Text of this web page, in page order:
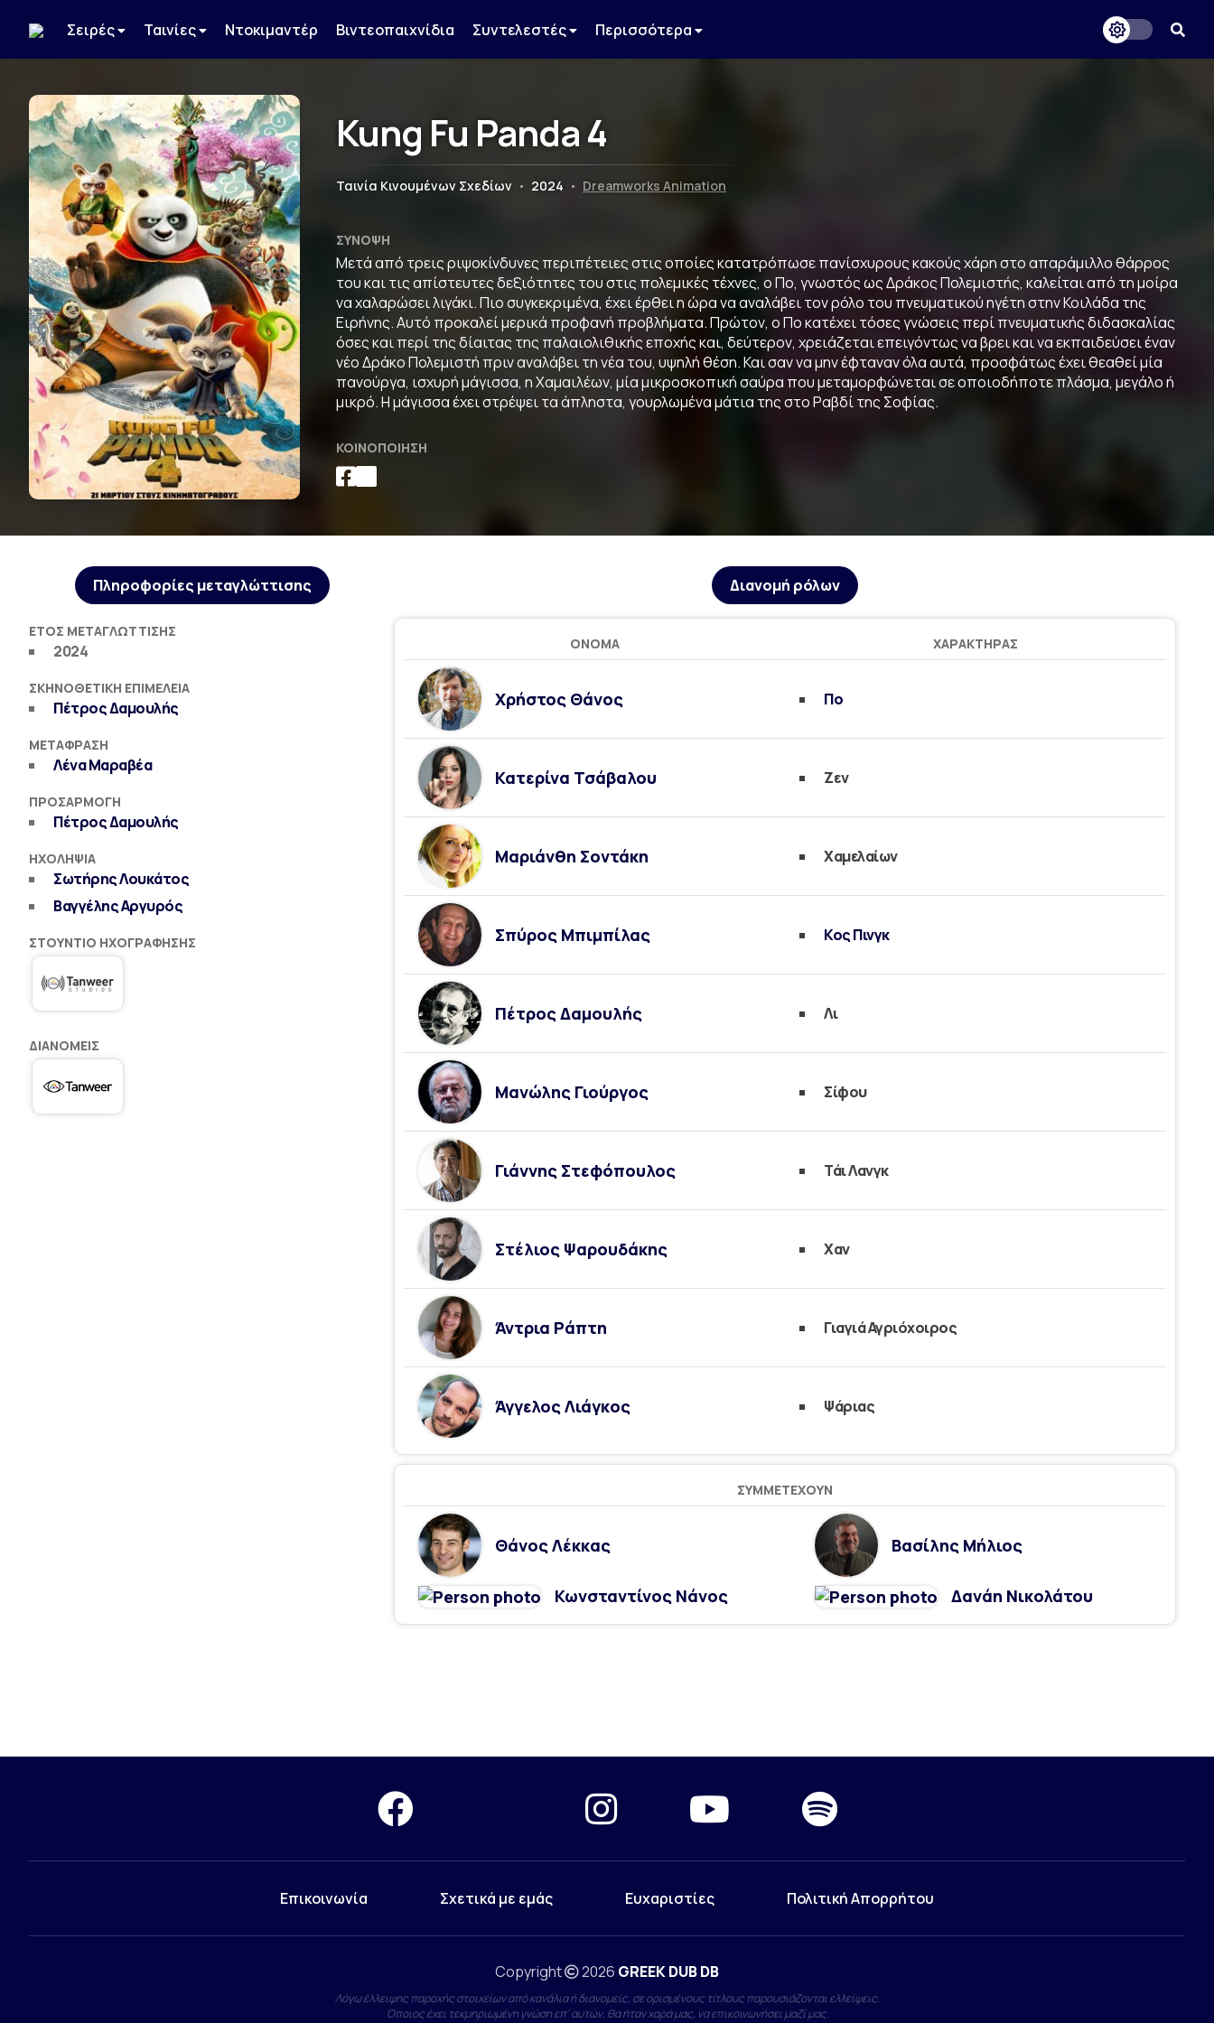
Σειρές Ταινίες Ντοκιμαντέρ Βιντεοπαιχνίδια Συντελεστές Περισσότερα
Kung Fu Panda 4
Ταινία Κινουμένων Σχεδίων • 2024 • Dreamworks Animation
ΣΎΝΟΨΗ
Μετά από τρεις ριψοκίνδυνες περιπέτειες στις οποίες κατατρόπωσε πανίσχυρους κακούς χάρη στο απαράμιλλο θάρρος
του και τις απίστευτες δεξιότητες του στις πολεμικές τέχνες, ο Πο, γνωστός ως Δράκος Πολεμιστής, καλείται από τη μοίρα
να χαλαρώσει λιγάκι. Πιο συγκεκριμένα, έχει έρθει η ώρα να αναλάβει τον ρόλο του πνευματικού ηγέτη στην Κοιλάδα της
Ειρήνης. Αυτό προκαλεί μερικά προφανή προβλήματα. Πρώτον, ο Πο κατέχει τόσες γνώσεις περί πνευματικής διδασκαλίας
όσες και περί της δίαιτας της παλαιολιθικής εποχής και, δεύτερον, χρειάζεται επειγόντως να βρει και να εκπαιδεύσει έναν
νέο Δράκο Πολεμιστή πριν αναλάβει τη νέα του, υψηλή θέση. Και σαν να μην έφταναν όλα αυτά, προσφάτως έχει θεαθεί μία
πανούργα, ισχυρή μάγισσα, η Χαμαιλέων, μία μικροσκοπική σαύρα που μεταμορφώνεται σε οποιοδήποτε πλάσμα, μεγάλο ή
μικρό. Η μάγισσα έχει στρέψει τα άπληστα, γουρλωμένα μάτια της στο Ραβδί της Σοφίας.
ΚΟΙΝΟΠΟΊΗΣΗ
Πληροφορίες μεταγλώττισης
ΈΤΟΣ ΜΕΤΑΓΛΏΤΤΙΣΗΣ
2024
ΣΚΗΝΟΘΕΤΙΚΉ ΕΠΙΜΈΛΕΙΑ
Πέτρος Δαμουλής
ΜΕΤΆΦΡΑΣΗ
Λένα Μαραβέα
ΠΡΟΣΑΡΜΟΓΉ
Πέτρος Δαμουλής
ΗΧΟΛΗΨΊΑ
Σωτήρης Λουκάτος
Βαγγέλης Αργυρός
ΣΤΟΎΝΤΙΟ ΗΧΟΓΡΆΦΗΣΗΣ
ΔΙΑΝΟΜΕΊΣ
Διανομή ρόλων
ΌΝΟΜΑ ΧΑΡΑΚΤΉΡΑΣ
Χρήστος Θάνος Πο
Κατερίνα Τσάβαλου Ζεν
Μαριάνθη Σοντάκη Χαμελαίων
Σπύρος Μπιμπίλας Κος Πινγκ
Πέτρος Δαμουλής Λι
Μανώλης Γιούργος Σίφου
Γιάννης Στεφόπουλος Τάι Λανγκ
Στέλιος Ψαρουδάκης Χαν
Άντρια Ράπτη Γιαγιά Αγριόχοιρος
Άγγελος Λιάγκος Ψάριας
ΣΥΜΜΕΤΈΧΟΥΝ
Θάνος Λέκκας
Κωνσταντίνος Νάνος
Βασίλης Μήλιος
Δανάη Νικολάτου
Επικοινωνία Σχετικά με εμάς Ευχαριστίες Πολιτική Απορρήτου
Copyright 2026 GREEK DUB DB
Λόγω έλλειψης παροχής στοιχείων από κανάλια ή διανομείς, σε ορισμένους τίτλους παρουσιάζονται ελλείψεις.
Όποιος έχει τεκμηριωμένη γνώση επ' αυτών, θα ήταν χαρά μας, να επικοινωνήσει μαζί μας.